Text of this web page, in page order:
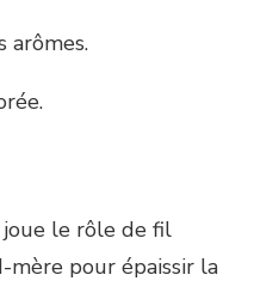
arômes.
joue le rôle de fil
pour épaissir la